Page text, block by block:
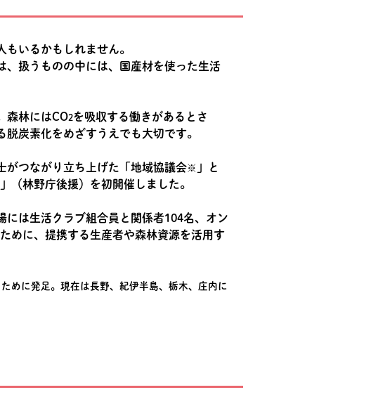
いるかもしれません。
、扱うものの中には、国産材を使った生活
森林にはCO2を吸収する働きがあるとさ
炭素化をめざすうえでも大切です。
がつながり立ち上げた「地域協議会※ 」と
（林野庁後援）を初開催しました。
は生活クラブ組合員と関係者104名、オン
めに、提携する生産者や森林資源を活用す
めに発足。現在は長野、紀伊半島、栃木、庄内に